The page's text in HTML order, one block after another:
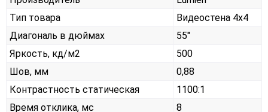
Тип товара
Видеостена 4х4
Диагональ в дюймах
55"
Яркость, кд/м2
500
Шов, мм
0,88
Контрастность статическая
1100:1
Время отклика, мс
8